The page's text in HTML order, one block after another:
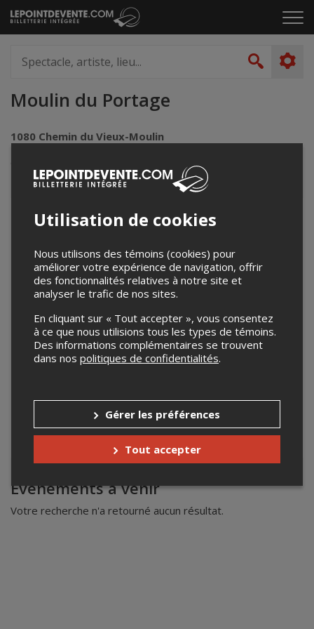
Passer
au
le
artiste,
lieu...
Moulin du Portage
1080 Chemin du Vieux-Moulin
+
Leaflet| ©
Événements à venir
Votre recherche n'a retourné aucun résultat.
Utilisation de cookies
Nous utilisons des témoins (cookies) pour
améliorer votre expérience de navigation, offrir
des fonctionnalités relatives à notre site et
analyser le trafic de nos sites.
En cliquant sur « Tout accepter », vous consentez
à ce que nous utilisions tous les types de témoins.
Des informations complémentaires se trouvent
dans nos politiques de confidentialités.
Gérer les préférences
Tout accepter